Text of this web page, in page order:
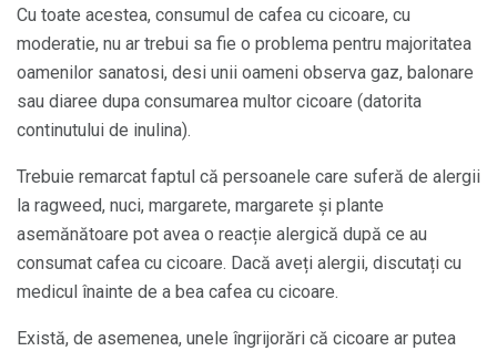
Cu toate acestea, consumul de cafea cu cicoare, cu
moderatie, nu ar trebui sa fie o problema pentru majoritatea
oamenilor sanatosi, desi unii oameni observa gaz, balonare
sau diaree dupa consumarea multor cicoare (datorita
continutului de inulina).
Trebuie remarcat faptul că persoanele care suferă de alergii
la ragweed, nuci, margarete, margarete și plante
asemănătoare pot avea o reacție alergică după ce au
consumat cafea cu cicoare. Dacă aveți alergii, discutați cu
medicul înainte de a bea cafea cu cicoare.
Există, de asemenea, unele îngrijorări că cicoare ar putea